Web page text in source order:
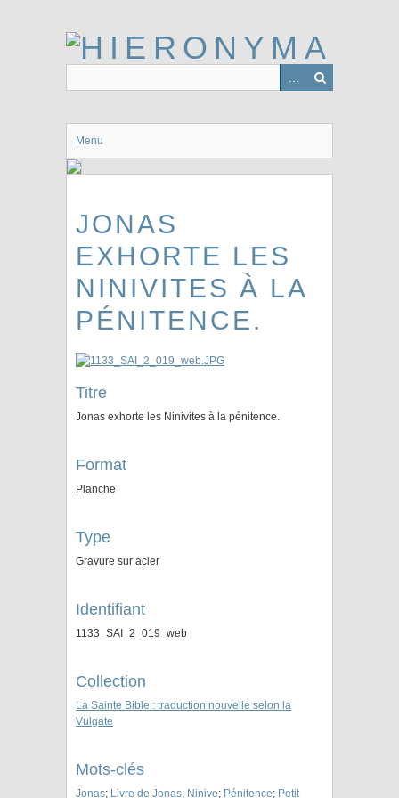
Menu
JONAS
EXHORTE LES
NINIVITES À LA
PÉNITENCE.
Titre
Jonas exhorte les Ninivites à la pénitence.
Format
Planche
Type
Gravure sur acier
Identifiant
1133_SAI_2_019_web
Collection
La Sainte Bible : traduction nouvelle selon la
Vulgate
Mots-clés
Jonas; Livre de Jonas; Ninive; Pénitence; Petit